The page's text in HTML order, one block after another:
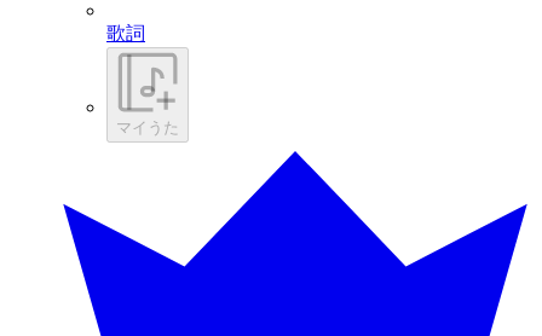
歌詞
マイうた